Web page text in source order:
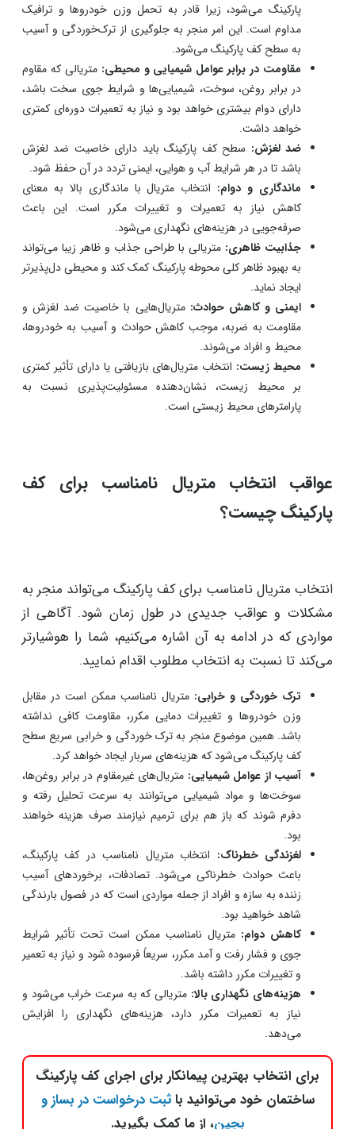
انتخاب بهترین متریال برای کف پارکینگ دارای مزایای
زیادی است. با انتخاب مطلوب می‌توانید هزینه‌های جانبی
نگهداری از کف پارکینگ را کاهش دهید و ریسک بروز
مشکلاتی مثل فرو رفتگی، دفرمگی و خرابی را به حداقل
برسانید. در ادامه به گزیده‌ای از مزایا اشاره خواهیم کرد.
کارایی و تحمل وزن:متریال مناسب باعث افزایش کارایی
پارکینگ می‌شود، زیرا قادر به تحمل وزن خودروها و ترافیک
مداوم است. این امر منجر به جلوگیری از ترک‌خوردگی و آسیب
به سطح کف پارکینگ می‌شود.
مقاومت در برابر عوامل شیمیایی و محیطی:متریالی که مقاوم
در برابر روغن، سوخت، شیمیایی‌ها و شرایط جوی سخت باشد،
دارای دوام بیشتری خواهد بود و نیاز به تعمیرات دوره‌ای کمتری
خواهد داشت.
ضد لغزش:سطح کف پارکینگ باید دارای خاصیت ضد لغزش
باشد تا در هر شرایط آب و هوایی، ایمنی تردد در آن حفظ شود.
ماندگاری و دوام:انتخاب متریال با ماندگاری بالا به معنای
کاهش نیاز به تعمیرات و تغییرات مکرر است. این باعث
صرفه‌جویی در هزینه‌های نگهداری می‌شود.
ایجاد نماید.
ایمنی و کاهش حوادث:متریال‌هایی با خاصیت ضد لغزش و
مقاومت به ضربه، موجب کاهش حوادث و آسیب به خودروها،
پارامترهای محیط زیستی است.
عواقب انتخاب متریال نامناسب برای کف
پارکینگ چیست؟
انتخاب متریال نامناسب برای کف پارکینگ می‌تواند منجر به
مشکلات و عواقب جدیدی در طول زمان شود. آگاهی از
مواردی که در ادامه به آن اشاره می‌کنیم، شما را هوشیارتر
می‌کند تا نسبت به انتخاب مطلوب اقدام نمایید.
ترک‌ خوردگی و خرابی:متریال نامناسب ممکن است در مقابل
وزن خودروها و تغییرات دمایی مکرر، مقاومت کافی نداشته
باشد. همین موضوع منجر به ترک‌ خوردگی و خرابی سریع سطح
کف پارکینگ می‌شود که هزینه‌های سربار ایجاد خواهد کرد.
آسیب از عوامل شیمیایی:متریال‌های غیرمقاوم در برابر روغن‌ها،
سوخت‌ها و مواد شیمیایی می‌توانند به سرعت تحلیل رفته و
دفرم شوند که باز هم برای ترمیم نیازمند صرف هزینه خواهند
بود.
لغزندگی خطرناک:
باعث حوادث خطرناکی می‌شود. تصادفات، برخوردهای آسیب
زننده به سازه و افراد از جمله مواردی است که در فصول بارندگی
شاهد خواهید بود.
متریال نامناسب ممکن است تحت تأثیر شرایط